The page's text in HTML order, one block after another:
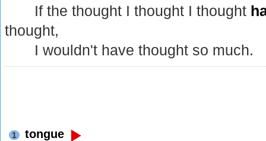
If the thought I thought I thought
thought,
I wouldn't have thought so much.
1 tongue